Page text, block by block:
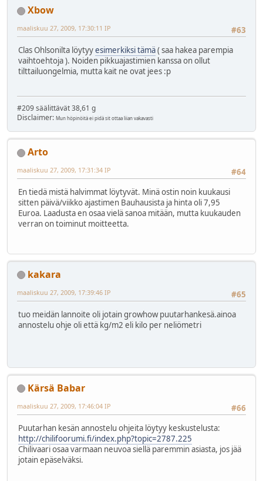
Xbow
#63
maaliskuu 27, 2009, 17:30:11 IP
Clas Ohlsonilta löytyyesimerkiksi tämä( saa hakea parempia
vaihtoehtoja ). Noiden pikkuajastimien kanssa on ollut
tilttailuongelmia, mutta kait ne ovat jees :p
#209 säälittävät 38,61 g
Disclaimer: Mun höpinöitä ei pidä sit ottaa liian vakavasti
Arto
#64
maaliskuu 27, 2009, 17:31:34 IP
En tiedä mistä halvimmat löytyvät. Minä ostin noin kuukausi
sitten päivä/viikko ajastimen Bauhausista ja hinta oli 7,95
Euroa. Laadusta en osaa vielä sanoa mitään, mutta kuukauden
verran on toiminut moitteetta.
kakara
#65
maaliskuu 27, 2009, 17:39:46 IP
tuo meidän lannoite oli jotain growhow puutarhankesä.ainoa
annostelu ohje oli että kg/m2 eli kilo per neliömetri
Kärsä Babar
#66
maaliskuu 27, 2009, 17:46:04 IP
Puutarhan kesän annostelu ohjeita löytyy keskustelusta:
http://chilifoorumi.fi/index.php?topic=2787.225
Chilivaari osaa varmaan neuvoa siellä paremmin asiasta, jos jää
jotain epäselväksi.